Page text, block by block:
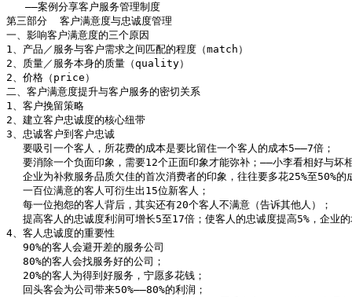
   ——案例分享客户服务管理制度
第三部分  客户满意度与忠诚度管理
一、影响客户满意度的三个原因
1、产品／服务与客户需求之间匹配的程度（match）
2、质量／服务本身的质量（quality）
2、价格（price）
二、客户满意度提升与客户服务的密切关系
1、客户挽留策略
2、建立客户忠诚度的核心纽带
3、忠诚客户到客户忠诚
要吸引一个客人，所花费的成本是要比留住一个客人的成本5——7倍；
要消除一个负面印象，需要12个正面印象才能弥补；——小李看相好与坏
企业为补救服务品质欠佳的首次消费者的印象，往往要多花25%至50%的
一百位满意的客人可衍生出15位新客人；
每一位抱怨的客人背后，其实还有20个客人不满意（告诉其他人）；
提高客人的忠诚度利润可增长5至17倍；使客人的忠诚度提高5%，企业的
4、客人忠诚度的重要性
90%的客人会避开差的服务公司
80%的客人会找服务好的公司；
20%的客人为得到好服务，宁愿多花钱；
回头客会为公司带来50%——80%的利润；